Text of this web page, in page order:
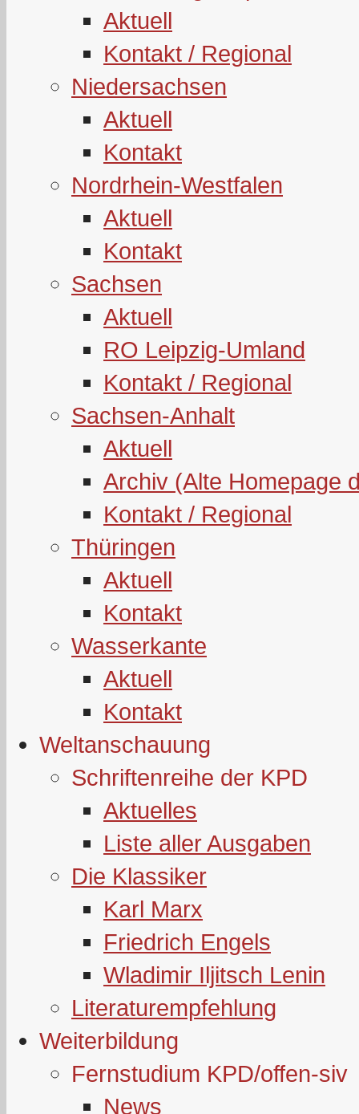
Aktuell
Kontakt / Regional
Niedersachsen
Aktuell
Kontakt
Nordrhein-Westfalen
Aktuell
Kontakt
Sachsen
Aktuell
RO Leipzig-Umland
Kontakt / Regional
Sachsen-Anhalt
Aktuell
Archiv (Alte Homepage
Kontakt / Regional
Thüringen
Aktuell
Kontakt
Wasserkante
Aktuell
Kontakt
Weltanschauung
Schriftenreihe der KPD
Aktuelles
Liste aller Ausgaben
Die Klassiker
Karl Marx
Friedrich Engels
Wladimir Iljitsch Lenin
Literaturempfehlung
Weiterbildung
Fernstudium KPD/offen-siv
News